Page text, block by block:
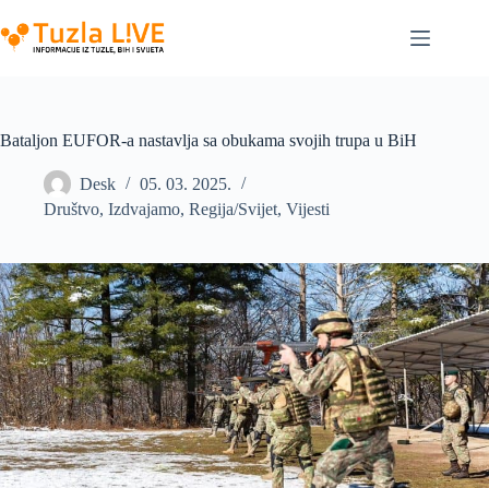
to
content
Bataljon EUFOR-a nastavlja sa obukama svojih trupa u BiH
Desk
05. 03. 2025.
Društvo, Izdvajamo, Regija/Svijet, Vijesti